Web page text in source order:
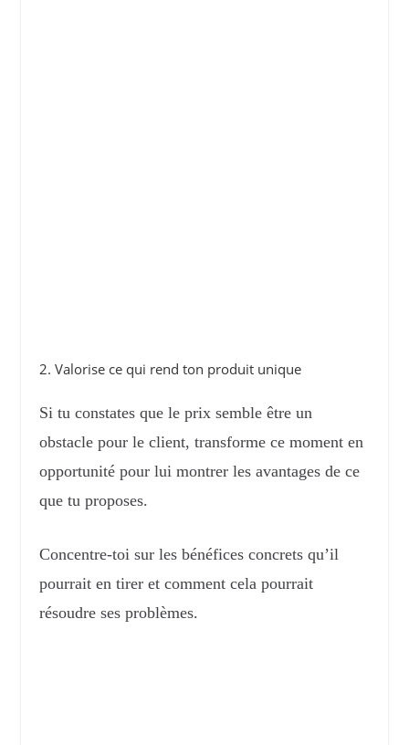
2. Valorise ce qui rend ton produit unique
Si tu constates que le prix semble être un
obstacle pour le client, transforme ce moment en
opportunité pour lui montrer les avantages de ce
que tu proposes.
Concentre-toi sur les bénéfices concrets qu’il
pourrait en tirer et comment cela pourrait
résoudre ses problèmes.